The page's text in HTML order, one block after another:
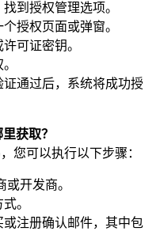
到授权管理选项。
授权页面或弹窗。
可证密钥。
通过后，系统将成功授
获取？
您可以执行以下步骤：
开发商。
。
注册确认邮件，其中包